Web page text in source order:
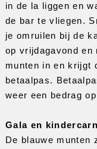
in de la liggen en
de bar te vliegen.
je omruilen bij de
op vrijdagavond en
munten in en krijgt
betaalpas.
weer een bedrag
Gala en
De blauwe munten